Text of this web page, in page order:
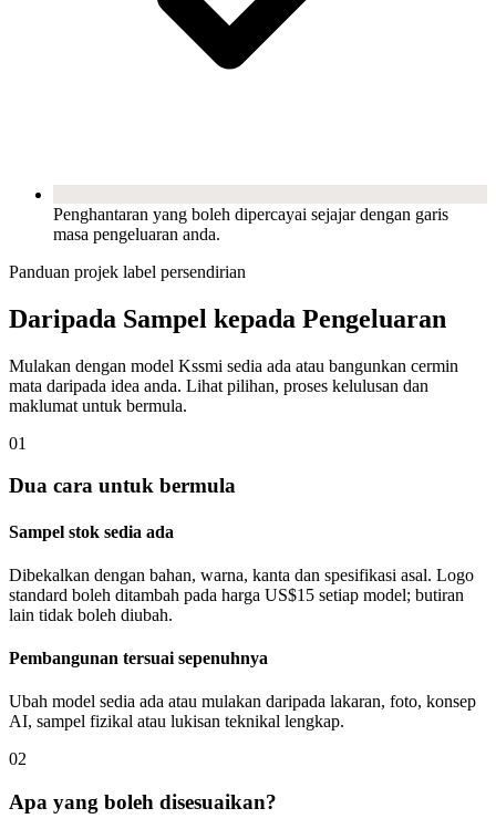
Penghantaran yang boleh dipercayai sejajar dengan garis
masa pengeluaran anda.
Panduan projek label persendirian
Daripada Sampel kepada Pengeluaran
Mulakan dengan model Kssmi sedia ada atau bangunkan cermin
mata daripada idea anda. Lihat pilihan, proses kelulusan dan
maklumat untuk bermula.
01
Dua cara untuk bermula
Sampel stok sedia ada
Dibekalkan dengan bahan, warna, kanta dan spesifikasi asal. Logo
standard boleh ditambah pada harga US$15 setiap model; butiran
lain tidak boleh diubah.
Pembangunan tersuai sepenuhnya
Ubah model sedia ada atau mulakan daripada lakaran, foto, konsep
AI, sampel fizikal atau lukisan teknikal lengkap.
02
Apa yang boleh disesuaikan?